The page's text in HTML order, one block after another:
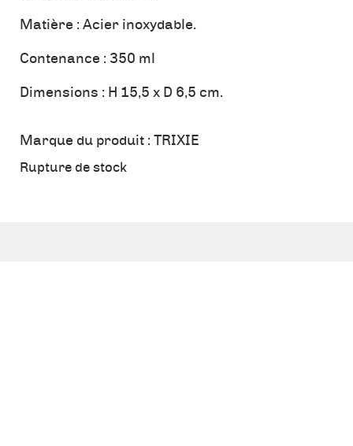
Matière : Acier inoxydable.
Contenance : 350 ml
Dimensions : H 15,5 x D 6,5 cm.
Marque du produit : TRIXIE
Rupture de stock